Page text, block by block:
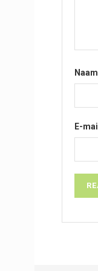
Naam
E-mail